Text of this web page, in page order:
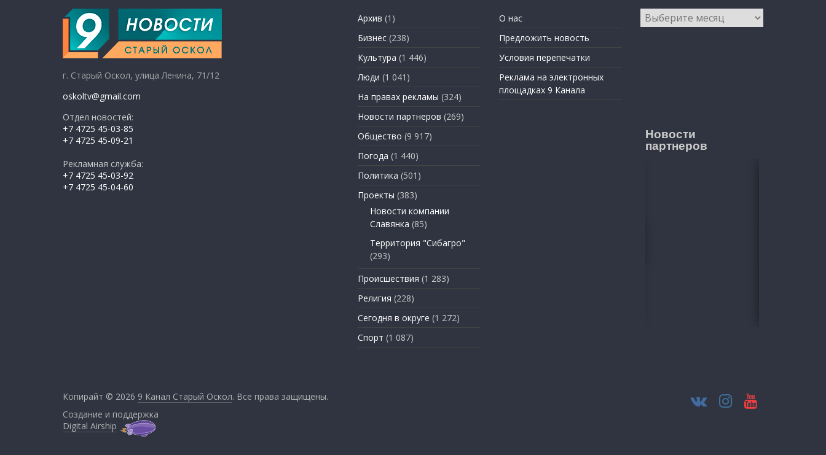
г. Старый Оскол, улица Ленина, 71/12
oskoltv@gmail.com
Отдел новостей:
+7 4725 45-03-85
+7 4725 45-09-21
Рекламная служба:
+7 4725 45-03-92
+7 4725 45-04-60
Архив (1)
Бизнес (238)
Культура (1 446)
Люди (1 041)
На правах рекламы (324)
Новости партнеров (269)
Общество (9 917)
Погода (1 440)
Политика (501)
Проекты (383)
Новости компании
Славянка (85)
Территория "Сибагро"
(293)
Происшествия (1 283)
Религия (228)
Сегодня в округе (1 272)
Спорт (1 087)
О нас
Предложить новость
Условия перепечатки
Реклама на электронных
площадках 9 Канала
Архивы
Новости
партнеров
Копирайт © 2026 9 Канал Старый Оскол. Все права защищены.
Создание и поддержка
Digital Airship